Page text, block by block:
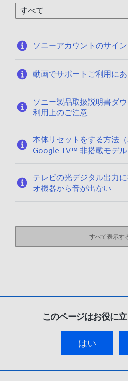
ソニーアカウントのサイ
動画でサポートご利用に
ソニー製品取扱説明書ダ
利用上のご注意
本体リセットをする方法
Google TV™ 非搭載モデル
テレビの光デジタル出力
オ機器から音が出ない
すべて表示す
このページはお役に
はい